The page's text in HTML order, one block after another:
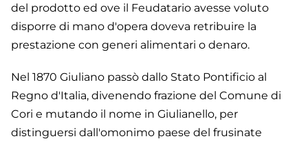
del prodotto ed ove il Feudatario avesse voluto
disporre di mano d'opera doveva retribuire la
prestazione con generi alimentari o denaro.
Nel 1870 Giuliano passò dallo Stato Pontificio al
Regno d'Italia, divenendo frazione del Comune di
Cori e mutando il nome in Giulianello, per
distinguersi dall'omonimo paese del frusinate